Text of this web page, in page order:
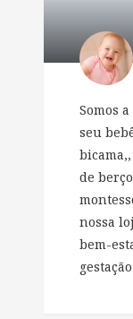
Somos
seu
de
nossa
bem-